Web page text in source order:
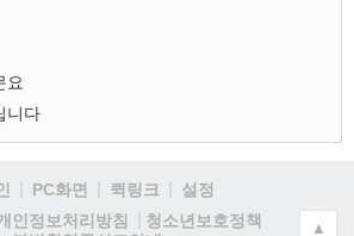
요
니다
PC화면 퀵링크
설정
인정보처리방침
청소년보호정책
▲